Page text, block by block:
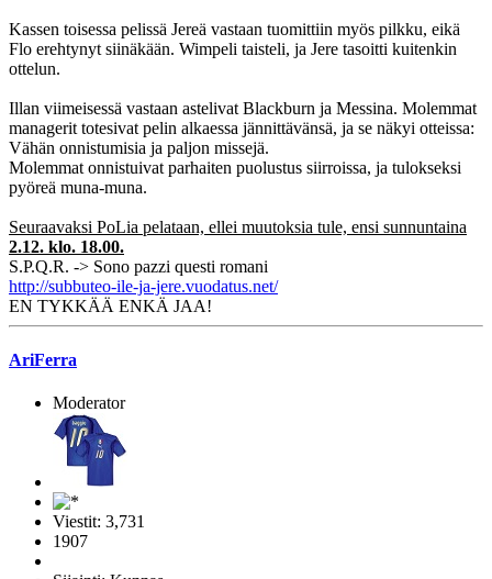
Kassen toisessa pelissä Jereä vastaan tuomittiin myös pilkku, eikä
Flo erehtynyt siinäkään. Wimpeli taisteli, ja Jere tasoitti kuitenkin
ottelun.
Illan viimeisessä vastaan astelivat Blackburn ja Messina. Molemmat
managerit totesivat pelin alkaessa jännittävänsä, ja se näkyi otteissa:
Vähän onnistumisia ja paljon missejä.
Molemmat onnistuivat parhaiten puolustus siirroissa, ja tulokseksi
pyöreä muna-muna.
Seuraavaksi PoLia pelataan, ellei muutoksia tule, ensi sunnuntaina
2.12. klo. 18.00.
S.P.Q.R. -> Sono pazzi questi romani
http://subbuteo-ile-ja-jere.vuodatus.net/
EN TYKKÄÄ ENKÄ JAA!
AriFerra
Moderator
Viestit: 3,731
1907